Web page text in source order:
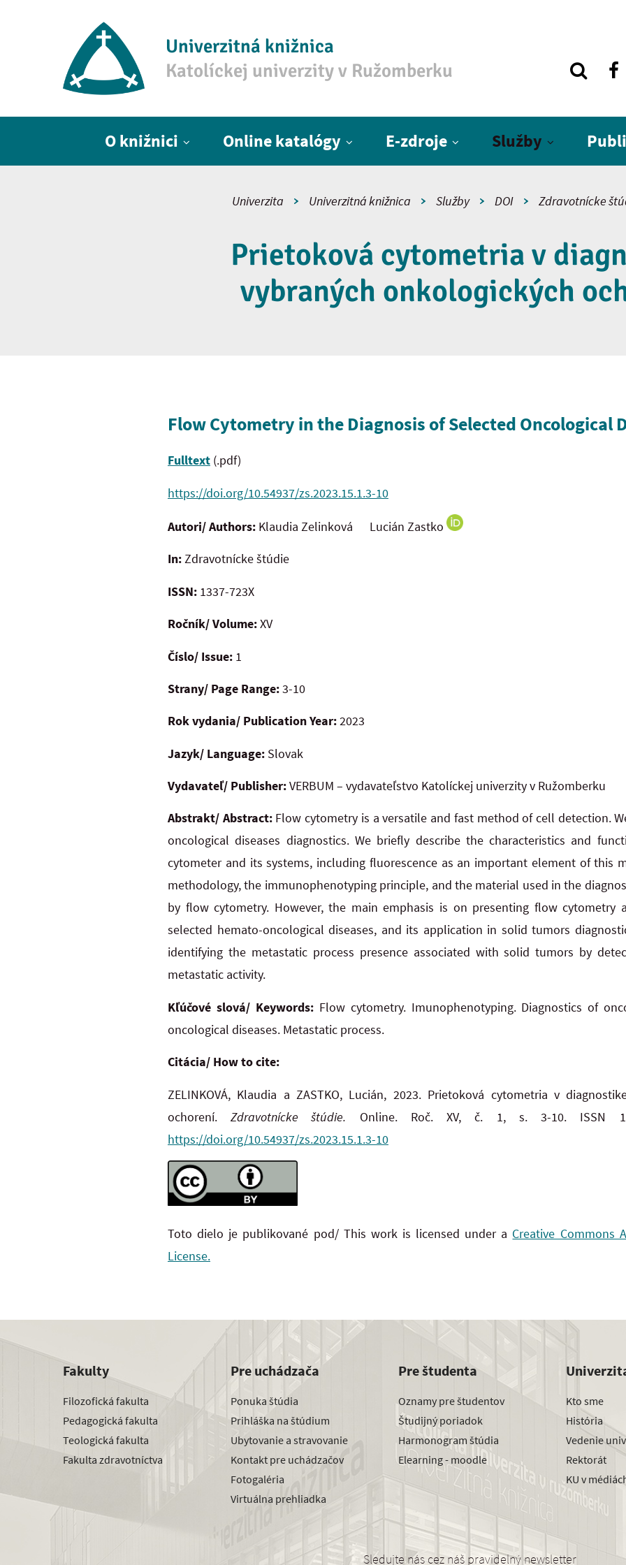
Univerzitná knižnica
Katolíckej univerzity v Ružomberku
O knižnici Online katalógy E-zdroje Služby
Univerzita Univerzitná knižnica Služby DOI Zdravotnícke
Prietoková cytometria v
vybraných onkologických
Flow Cytometry in the Diagnosis of Selected Oncological
Fulltext (.pdf)
https://doi.org/10.54937/zs.2023.15.1.3-10
Autori/ Authors: Klaudia Zelinková Lucián Zastko
In:Zdravotnícke štúdie
ISSN: 1337-723X
Ročník/ Volume:XV
Číslo/ Issue: 1
Strany/ Page Range:3-10
Rok vydania/ Publication Year:2023
Jazyk/ Language: Slovak
Vydavateľ/ Publisher:VERBUM – vydavateľstvo Katolíckej univerzity v Ružomberku
Abstrakt/ Abstract: Flow cytometry is a versatile and fast method of cell detection.
oncological diseases diagnostics. We briefly describe the characteristics and
cytometer and its systems, including fluorescence as an important element of this
methodology, the immunophenotyping principle, and the material used in the
by flow cytometry. However, the main emphasis is on presenting flow cytometry
selected hemato-oncological diseases, and its application in solid tumors
identifying the metastatic process presence associated with solid tumors by
metastatic activity.
Kľúčové slová/ Keywords: Flow cytometry. Imunophenotyping. Diagnostics of
oncological diseases. Metastatic process.
Citácia/ How to cite:
ZELINKOVÁ, Klaudia a ZASTKO, Lucián, 2023. Prietoková cytometria v
ochorení.Zdravotnícke štúdie. Online. Roč. XV, č. 1, s. 3-10. ISSN
https://doi.org/10.54937/zs.2023.15.1.3-10
Toto dielo je publikované pod/ This work is licensed under a Creative Commons
License.
Fakulty
Filozofická fakulta
Pedagogická fakulta
Teologická fakulta
Fakulta zdravotníctva
Pre uchádzača
Ponuka štúdia
Prihláška na štúdium
Ubytovanie a stravovanie
Kontakt pre uchádzačov
Fotogaléria
Virtuálna prehliadka
Pre študenta
Oznamy pre študentov
Študijný poriadok
Harmonogram štúdia
Elearning - moodle
Kto sme
História
Vedenie
Rektorát
KU v
Sledujte nás cez náš pravidelný newsletter